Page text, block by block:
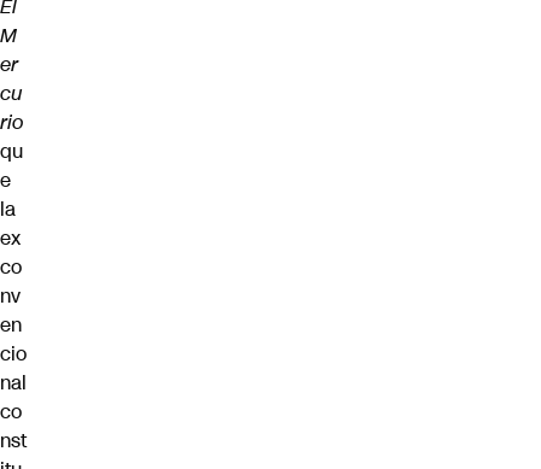
El
M
er
cu
rio
qu
e
la
ex
co
nv
en
cio
nal
co
nst